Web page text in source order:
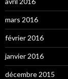
mars 2016
février 2016
janvier 2016
décembre 2015